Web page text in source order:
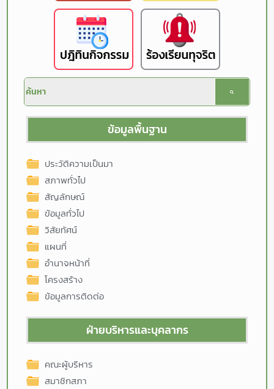
ข้อมูลพื้นฐาน
ประวัติความเป็นมา
สภาพทั่วไป
สัญลักษณ์
ข้อมูลทั่วไป
วิสัยทัศน์
แผนที่
อำนาจหน้าที่
โครงสร้าง
ข้อมูลการติดต่อ
ฝ่ายบริหารและบุคลากร
คณะผู้บริหาร
สมาชิกสภา